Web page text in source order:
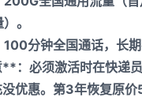
。
分钟全国通话，长期
：必须激活时在快递
优惠。第3年恢复原